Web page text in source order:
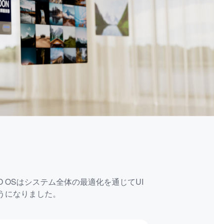
はシステム全体の最適化を通じてUI
なりました。